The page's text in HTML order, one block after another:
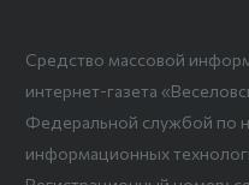
Средство массовой
интернет-газета
Федеральной службой по
информационных